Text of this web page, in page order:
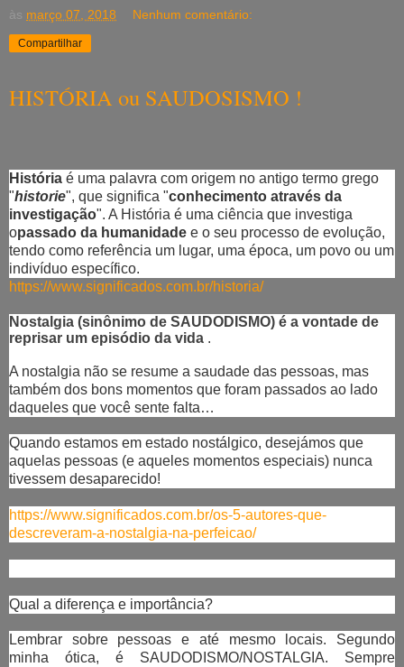
às março 07, 2018 Nenhum comentário:
Compartilhar
HISTÓRIA ou SAUDOSISMO !
História é uma palavra com origem no antigo termo grego
"historie", que significa "conhecimento através da
investigação". A História é uma ciência que investiga
opassado da humanidade e o seu processo de evolução,
tendo como referência um lugar, uma época, um povo ou um
indivíduo específico.
https://www.significados.com.br/historia/
Nostalgia (sinônimo de SAUDODISMO) é a vontade de
reprisar um episódio da vida .
A nostalgia não se resume a saudade das pessoas, mas
também dos bons momentos que foram passados ao lado
daqueles que você sente falta…
Quando estamos em estado nostálgico, desejámos que
aquelas pessoas (e aqueles momentos especiais) nunca
tivessem desaparecido!
https://www.significados.com.br/os-5-autores-que-
descreveram-a-nostalgia-na-perfeicao/
Qual a diferença e importância?
Lembrar sobre pessoas e até mesmo locais. Segundo
minha ótica, é SAUDODISMO/NOSTALGIA. Sempre